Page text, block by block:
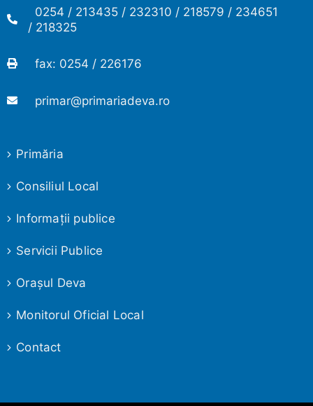
0254 / 213435 / 232310 / 218579 / 234651
/ 218325
fax: 0254 / 226176
primar@primariadeva.ro
Primăria
Consiliul Local
Informaţii publice
Servicii Publice
Oraşul Deva
Monitorul Oficial Local
Contact